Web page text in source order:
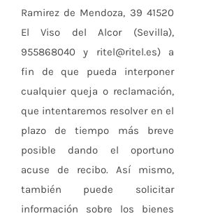
Ramirez de Mendoza, 39 41520
El Viso del Alcor (Sevilla),
955868040 y ritel@ritel.es) a
fin de que pueda interponer
cualquier queja o reclamación,
que intentaremos resolver en el
plazo de tiempo más breve
posible dando el oportuno
acuse de recibo. Así mismo,
también puede solicitar
información sobre los bienes